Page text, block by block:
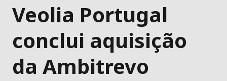
Veolia Portugal
conclui aquisição
da Ambitrevo